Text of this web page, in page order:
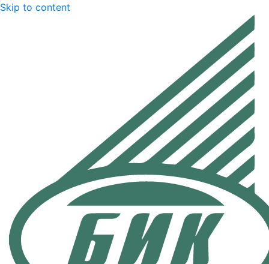
Skip to content